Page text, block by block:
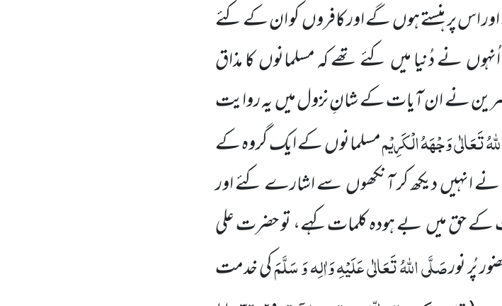
اس پر ہنستے ہوںگے اور کافروںکو ان کے کئے
نے دُنیا میںکئے تھے کہ مسلمانوںکا مذاق
نے ان آیات کے شانِ نزول میںیہ روایت
تَعَالٰی وَجْہَہُ الْکَرِیْممسلمانوں کے ایک گروہ کے
انہیں دیکھ کر آنکھوںسے اشارے کئے اور
حق میںبے ہودہ کلمات کہے، تو حضرت علی
پُر نورصَلَّی اللّٰہُ تَعَالٰی عَلَیْہِ وَاٰلِہ وَ سَلَّمَکی خدمت